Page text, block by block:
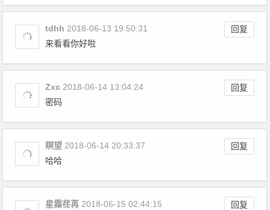
tdhh 回复
2018-06-13 19:50:31
来看看你好啦
Zxc 回复
2018-06-14 13:04:24
密码
瞑望 回复
2018-06-14 20:33:37
哈哈
星霜荏苒 回复
2018-06-15 02:44:15